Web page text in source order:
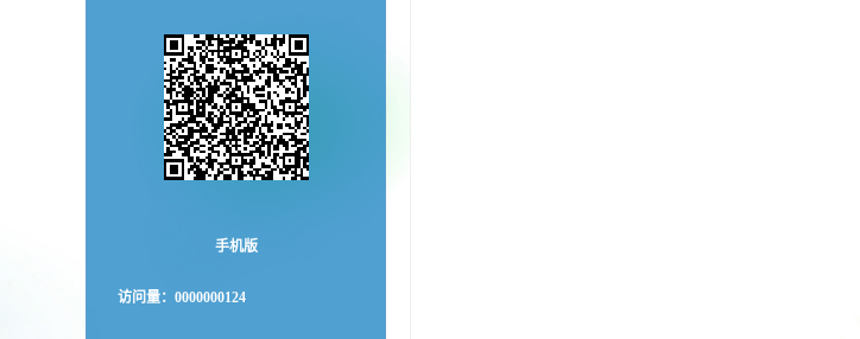
手机版
访问量： 0000000124